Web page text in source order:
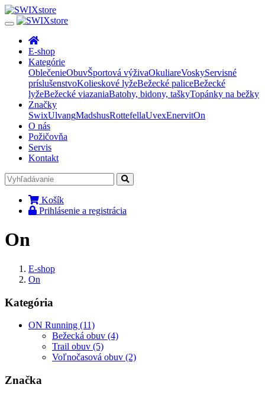
E-shop
Kategórie
OblečenieObuvŠportová výživaOkuliareVoskyServisné
príslušenstvoKolieskové lyžeBežecké paliceBežecké
lyžeBežecké viazaniaBatohy, bidony, taškyTopánky na bežky
Značky
SwixUlvangMadshusRottefellaUvexEnervitOn
O nás
Požičovňa
Servis
Kontakt
Košík
Prihlásenie a registrácia
On
E-shop
On
Kategória
ON Running (11)
Bežecká obuv (4)
Trail obuv (5)
Voľnočasová obuv (2)
Značka